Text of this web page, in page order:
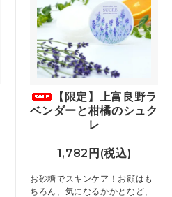
【限定】上富良野ラ
ベンダーと柑橘のシュク
レ
1,782円(税込)
お砂糖でスキンケア！お顔はも
ちろん、気になるかかとなど、